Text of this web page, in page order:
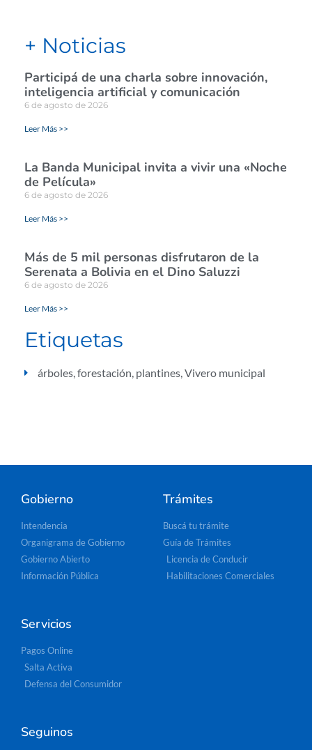
+ Noticias
Participá de una charla sobre innovación,
inteligencia artificial y comunicación
6 de agosto de 2026
Leer Más >>
La Banda Municipal invita a vivir una «Noche
de Película»
6 de agosto de 2026
Leer Más >>
Más de 5 mil personas disfrutaron de la
Serenata a Bolivia en el Dino Saluzzi
6 de agosto de 2026
Leer Más >>
Etiquetas
árboles,forestación, plantines,Vivero municipal
Gobierno
Intendencia
Organigrama de Gobierno
Gobierno Abierto
Información Pública
Trámites
Buscá tu trámite
Guía de Trámites
Licencia de Conducir
Habilitaciones Comerciales
Servicios
Pagos Online
Salta Activa
Defensa del Consumidor
Seguinos